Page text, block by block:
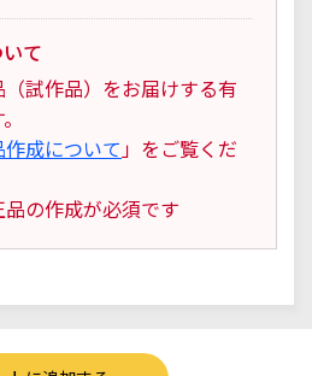
て
試作品）をお届けする有
成について 」をご覧くだ
の作成が必須です